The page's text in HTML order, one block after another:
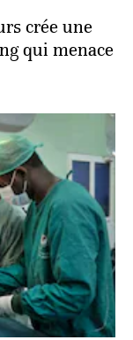
crée une
qui menace